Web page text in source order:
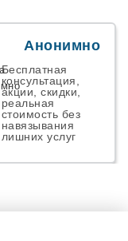
Анонимно
Бесплатная
консультация,
акции, скидки,
реальная
стоимость без
навязывания
лишних услуг